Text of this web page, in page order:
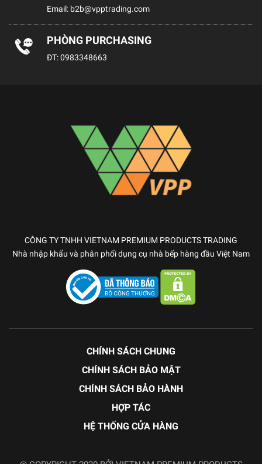
Email: b2b@vpptrading.com
PHÒNG PURCHASING
ĐT:0983348663
CÔNG TY TNHH VIETNAM PREMIUM PRODUCTS TRADING
Nhà nhập khẩu và phân phối dụng cụ nhà bếp hàng đầu Việt Nam
CHÍNH SÁCH CHUNG
CHÍNH SÁCH BẢO MẬT
CHÍNH SÁCH BẢO HÀNH
HỢP TÁC
HỆ THỐNG CỬA HÀNG